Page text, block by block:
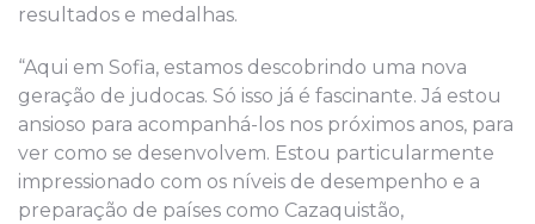
resultados e medalhas.
“Aqui em Sofia, estamos descobrindo uma nova
geração de judocas. Só isso já é fascinante. Já estou
ansioso para acompanhá-los nos próximos anos, para
ver como se desenvolvem. Estou particularmente
impressionado com os níveis de desempenho e a
preparação de países como Cazaquistão,